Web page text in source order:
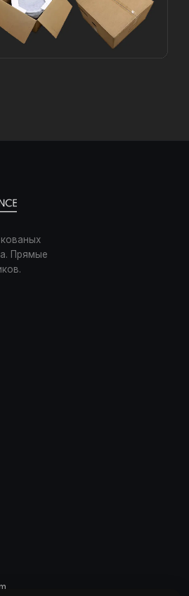
Прямые